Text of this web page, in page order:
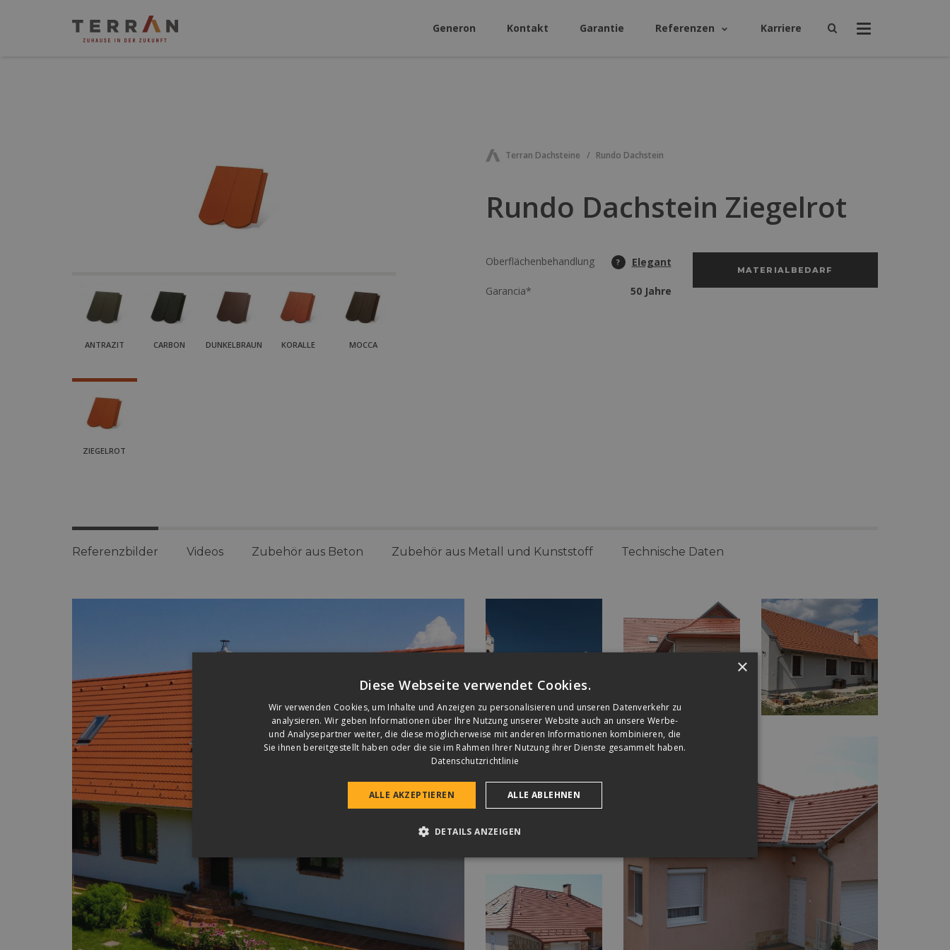
Generon Kontakt Garantie Referenzen Karriere
Terran Dachsteine Rundo Dachstein
Rundo Dachstein Ziegelrot
Oberflächenbehandlung ? Elegant
Garancia* 50 Jahre
MATERIALBEDARF
ANTRAZIT CARBON DUNKELBRAUN KORALLE MOCCA
ZIEGELROT
Referenzbilder Videos Zubehör aus Beton Zubehör aus Metall und Kunststoff Technische Daten
×
Diese Webseite verwendet Cookies.
Wir verwenden Cookies, um Inhalte und Anzeigen zu personalisieren und unseren Datenverkehr zu
analysieren. Wir geben Informationen über Ihre Nutzung unserer Website auch an unsere Werbe-
und Analysepartner weiter, die diese möglicherweise mit anderen Informationen kombinieren, die
Sie ihnen bereitgestellt haben oder die sie im Rahmen Ihrer Nutzung ihrer Dienste gesammelt haben.
Datenschutzrichtlinie
ALLE AKZEPTIEREN ALLE ABLEHNEN
DETAILS ANZEIGEN